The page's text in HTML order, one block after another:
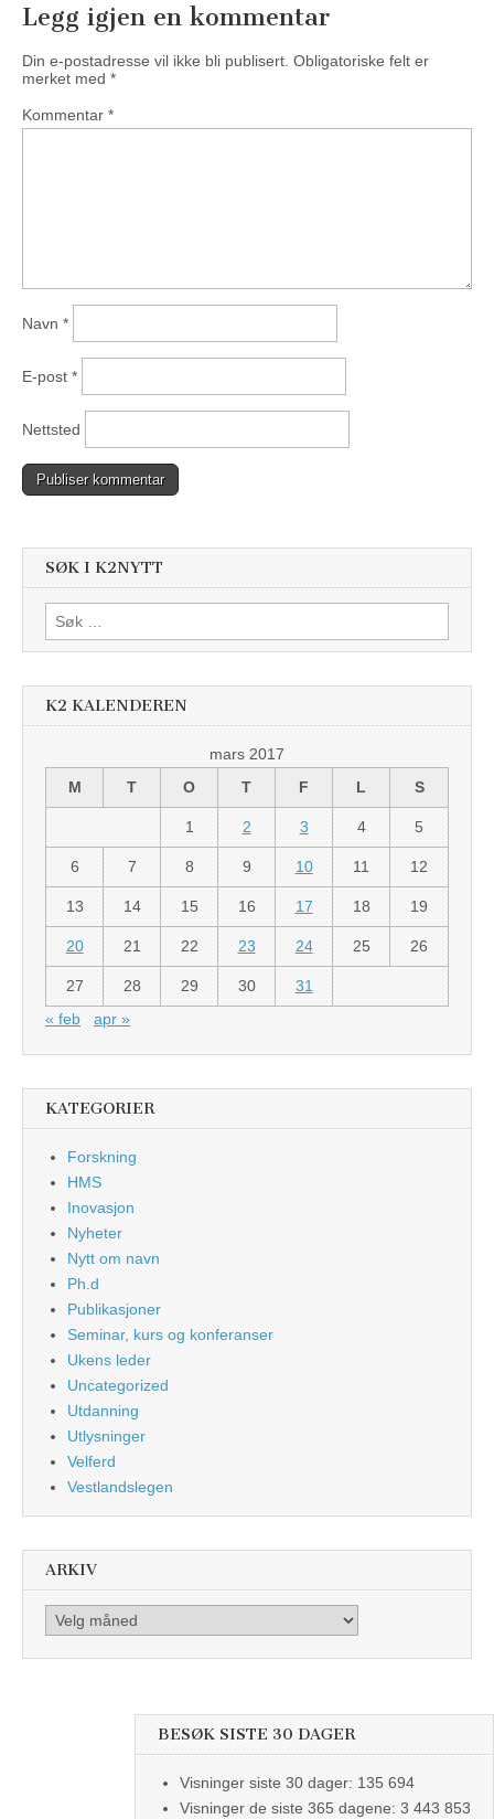
Legg igjen en kommentar
Din e-postadresse vil ikke bli publisert. Obligatoriske felt er
merket med *
Kommentar *
Navn *
E-post *
Nettsted
SØK I K2NYTT
Søk
etter:
K2 KALENDEREN
mars 2017
M
T O T F L S
1 2 3 4 5
6 7 8 9 10 11 12
13 14 15 16 17 18 19
20 21 22 23 24 25 26
27 28 29 30
31
« feb
apr »
KATEGORIER
Forskning
HMS
Inovasjon
Nyheter
Nytt om navn
Ph.d
Publikasjoner
Seminar, kurs og konferanser
Ukens leder
Uncategorized
Utdanning
Utlysninger
Velferd
Vestlandslegen
ARKIV
Arkiv
BESØK SISTE 30 DAGER
Visninger siste 30 dager: 135 694
Visninger de siste 365 dagene: 3 443 853